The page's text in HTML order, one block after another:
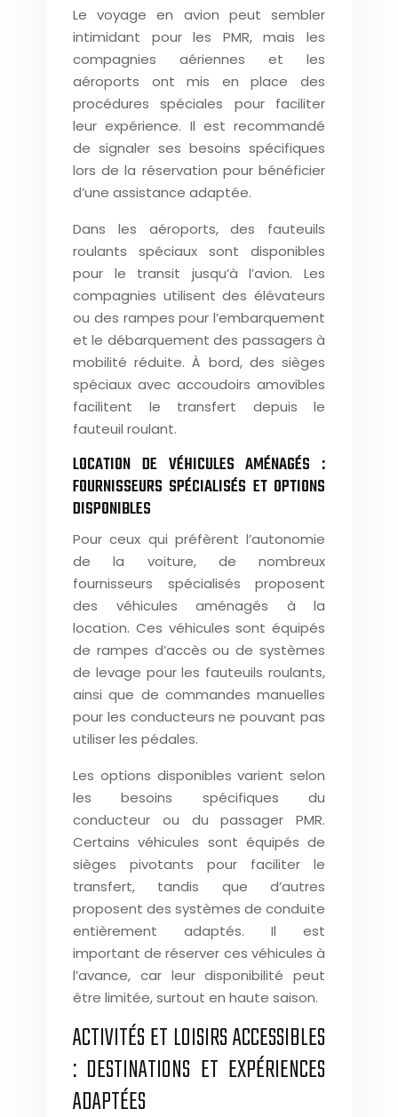
Le voyage en avion peut sembler
intimidant pour les PMR, mais les
compagnies aériennes et les
aéroports ont mis en place des
procédures spéciales pour faciliter
leur expérience. Il est recommandé
de signaler ses besoins spécifiques
lors de la réservation pour bénéficier
d’une assistance adaptée.
Dans les aéroports, des fauteuils
roulants spéciaux sont disponibles
pour le transit jusqu’à l’avion. Les
compagnies utilisent des élévateurs
ou des rampes pour l’embarquement
et le débarquement des passagers à
mobilité réduite. À bord, des sièges
spéciaux avec accoudoirs amovibles
facilitent le transfert depuis le
fauteuil roulant.
LOCATION DE VÉHICULES AMÉNAGÉS :
FOURNISSEURS SPÉCIALISÉS ET OPTIONS
DISPONIBLES
Pour ceux qui préfèrent l’autonomie
de la voiture, de nombreux
fournisseurs spécialisés proposent
des véhicules aménagés à la
location. Ces véhicules sont équipés
de rampes d’accès ou de systèmes
de levage pour les fauteuils roulants,
ainsi que de commandes manuelles
pour les conducteurs ne pouvant pas
utiliser les pédales.
Les options disponibles varient selon
les besoins spécifiques du
conducteur ou du passager PMR.
Certains véhicules sont équipés de
sièges pivotants pour faciliter le
transfert, tandis que d’autres
proposent des systèmes de conduite
entièrement adaptés. Il est
important de réserver ces véhicules à
l’avance, car leur disponibilité peut
être limitée, surtout en haute saison.
ACTIVITÉS ET LOISIRS ACCESSIBLES
: DESTINATIONS ET EXPÉRIENCES
ADAPTÉES